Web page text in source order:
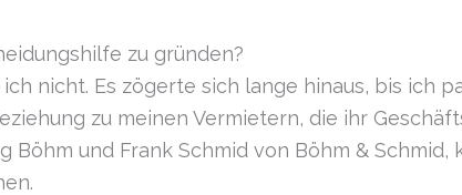
zu gründen?
nicht. Es zögerte sich lange hinaus, bis ich
zu meinen Vermietern, die ihr
Böhm und Frank Schmid von Böhm & Schmid,